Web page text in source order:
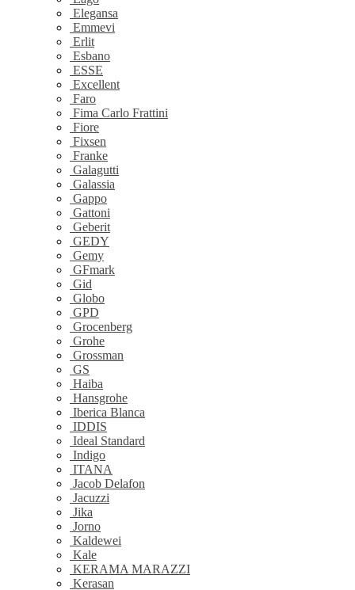
Elegansa
Emmevi
Erlit
Esbano
ESSE
Excellent
Faro
Fima Carlo Frattini
Fiore
Fixsen
Franke
Galagutti
Galassia
Gappo
Gattoni
Geberit
GEDY
Gemy
GFmark
Gid
Globo
GPD
Grocenberg
Grohe
Grossman
GS
Haiba
Hansgrohe
Iberica Blanca
IDDIS
Ideal Standard
Indigo
ITANA
Jacob Delafon
Jacuzzi
Jika
Jorno
Kaldewei
Kale
KERAMA MARAZZI
Kerasan